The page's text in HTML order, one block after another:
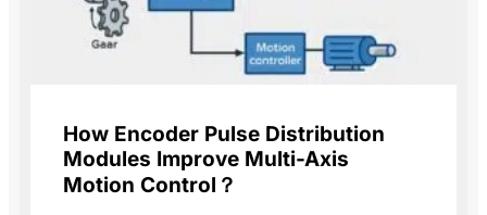
How Encoder Pulse Distribution
Modules Improve Multi-Axis
Motion Control？